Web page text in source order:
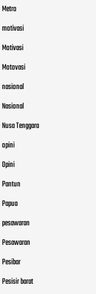
Metro
motivasi
Motivasi
Motovasi
nasional
Nasional
Nusa Tenggara
opini
Opini
Pantun
Papua
pesawaran
Pesawaran
Pesibar
Pesisir barat